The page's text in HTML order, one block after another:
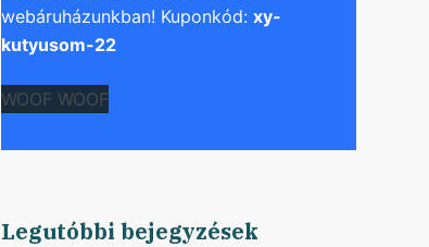
webáruházunkban! Kuponkód:xy-
kutyusom-22
WOOF WOOF
Legutóbbi bejegyzések